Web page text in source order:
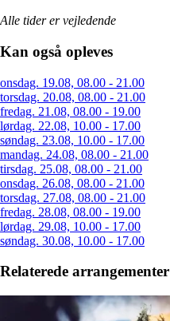
Alle tider er vejledende
Kan også opleves
onsdag. 19.08, 08.00 - 21.00
torsdag. 20.08, 08.00 - 21.00
fredag. 21.08, 08.00 - 19.00
lørdag. 22.08, 10.00 - 17.00
søndag. 23.08, 10.00 - 17.00
mandag. 24.08, 08.00 - 21.00
tirsdag. 25.08, 08.00 - 21.00
onsdag. 26.08, 08.00 - 21.00
torsdag. 27.08, 08.00 - 21.00
fredag. 28.08, 08.00 - 19.00
lørdag. 29.08, 10.00 - 17.00
søndag. 30.08, 10.00 - 17.00
Relaterede arrangementer